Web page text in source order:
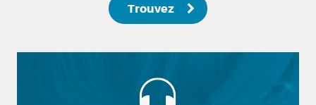
Trouvez